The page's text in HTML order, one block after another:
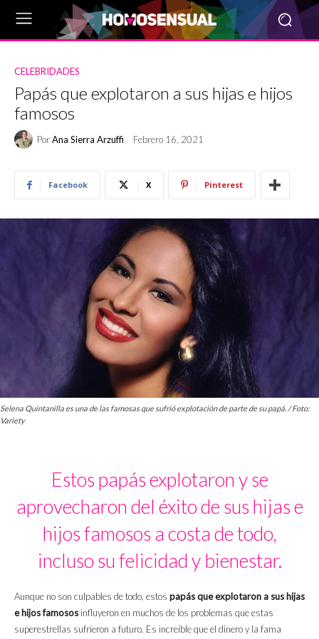
CELEBRIDADES
Papás que explotaron a sus hijas e hijos
famosos
PorAna Sierra Arzuffi Febrero 16, 2021
Facebook X Pinterest
Selena Quintanilla es una de las famosas que sufrió explotación de parte de su papá. / Foto:
Variety
Estos papás explotaron y se
aprovecharon del éxito de sus hijas e
hijos famosos a costa de todo,
incluso su felicidad y bienestar.
Aunque no son culpables de todo, estos papás que explotaron a sus hijas
e hijos famosos influyeron en muchos de los problemas que estas
superestrellas sufrieron a futuro. Es increíble que el dinero y la fama